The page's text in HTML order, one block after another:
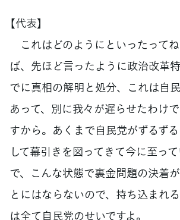
【代表】
これはどのようにといったって
ば、先ほど言ったように政治改革
でに真相の解明と処分、これは自
あって、別に我々が遅らせたわけ
すから。あくまで自民党がずるず
して幕引きを図ってきて今に至っ
で、こんな状態で裏金問題の決着
とにはならないので、持ち込まれ
は全て自民党のせいですよ。